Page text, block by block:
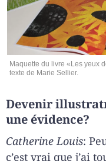
Maquette du livre «Les yeux
texte de Marie Sellier.
Devenir
une évidence?
Catherine Louis:
c’est vrai que j’ai